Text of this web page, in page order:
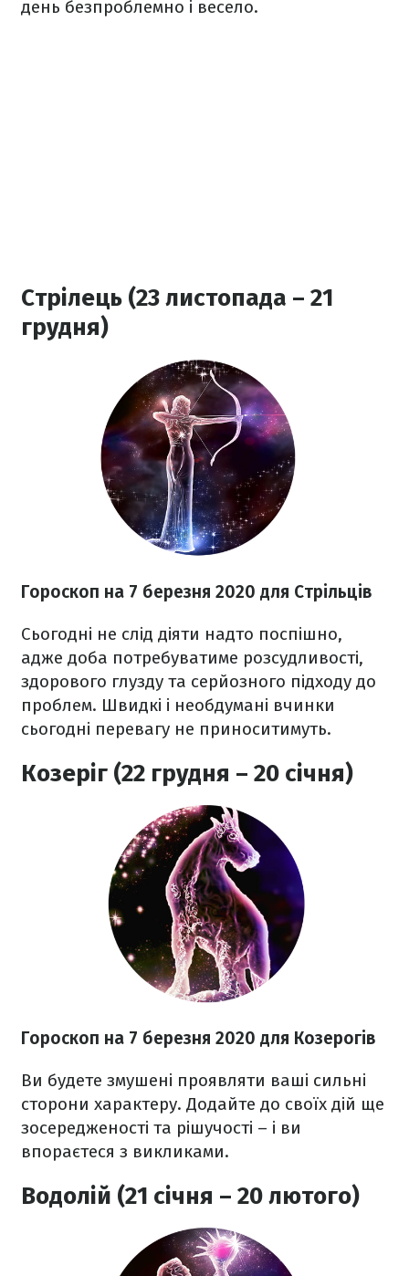
день безпроблемно і весело.
Стрілець (23 листопада – 21
грудня)
Гороскоп на 7 березня 2020 для Стрільців
Сьогодні не слід діяти надто поспішно,
адже доба потребуватиме розсудливості,
здорового глузду та серйозного підходу до
проблем. Швидкі і необдумані вчинки
сьогодні перевагу не приноситимуть.
Козеріг (22 грудня – 20 січня)
Гороскоп на 7 березня 2020 для Козерогів
Ви будете змушені проявляти ваші сильні
сторони характеру. Додайте до своїх дій ще
зосередженості та рішучості – і ви
впораєтеся з викликами.
Водолій (21 січня – 20 лютого)